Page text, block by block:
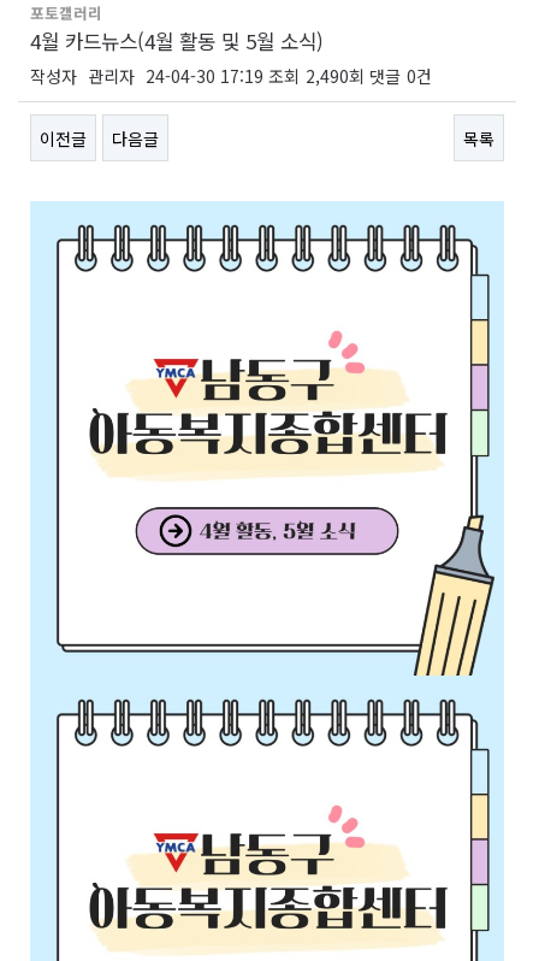
포토갤러리
4월 카드뉴스(4월 활동 및 5월 소식)
작성자 관리자 24-04-30 17:19 조회 2,490회 댓글 0건
이전글 다음글 목록
본문